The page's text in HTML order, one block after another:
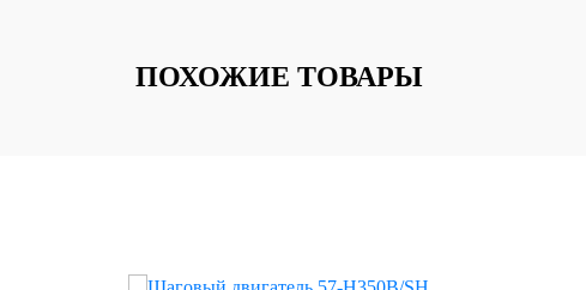
ПОХОЖИЕ ТОВАРЫ